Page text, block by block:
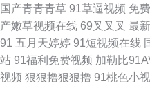
国产青青青草 91草逼视频 免
产嫩草视频在线 69叉叉叉 最
91 五月天婷婷 91短视频在线
站 91福利免费视频 加勒比
视频 狠狠擼狠狠擼 91桃色小